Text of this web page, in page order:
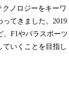
ノロジーをキーワ
てきました。2019
、F1やパラスポーツ
いくことを目指し